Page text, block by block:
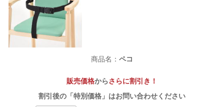
商品名： ペコ
販売価格からさらに割引き！
割引後の「特別価格」はお問い合わせください